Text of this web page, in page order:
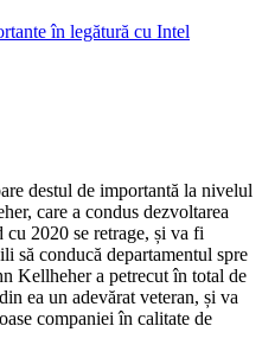
destul de importantă la nivelul
care a condus dezvoltarea
2020 se retrage, și va fi
să conducă departamentul spre
Kellheher a petrecut în total de
ea un adevărat veteran, și va
companiei în calitate de